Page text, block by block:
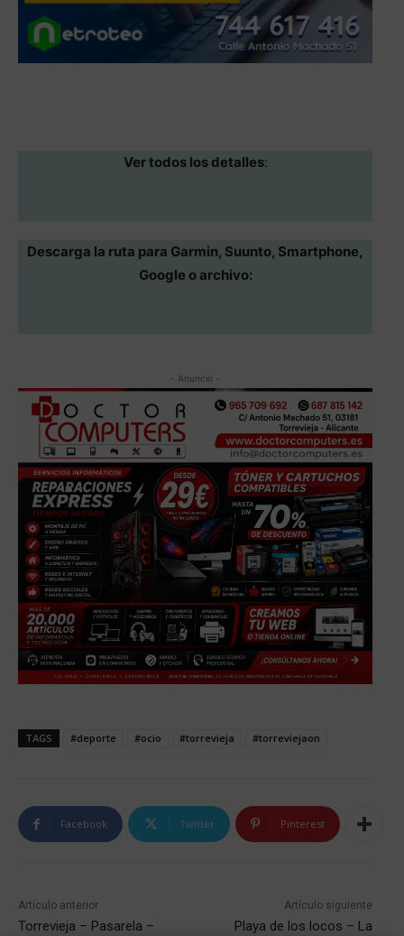
Ver todos los detalles:
Descarga la ruta para Garmin, Suunto, Smartphone,
Google o archivo:
- Anuncio -
TAGS #deporte #ocio #torrevieja #torreviejaon
Facebook Twitter Pinterest
Artículo anterior
Torrevieja – Pasarela –
Artículo siguiente
Playa de los locos – La